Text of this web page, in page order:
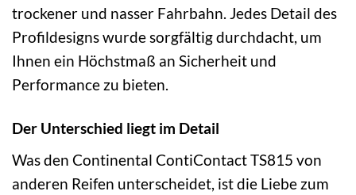
trockener und nasser Fahrbahn. Jedes Detail des
Profildesigns wurde sorgfältig durchdacht, um
Ihnen ein Höchstmaß an Sicherheit und
Performance zu bieten.
Der Unterschied liegt im Detail
Was den Continental ContiContact TS815 von
anderen Reifen unterscheidet, ist die Liebe zum